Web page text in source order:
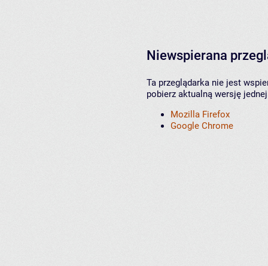
Niewspierana
Ta przeglądarka nie jest
pobierz aktualną wersję
Mozilla Firefox
Google Chrome